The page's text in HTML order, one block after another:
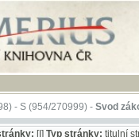
(954/270999)-Svod zákonův